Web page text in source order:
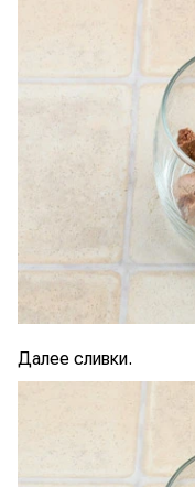
Далее сливки.